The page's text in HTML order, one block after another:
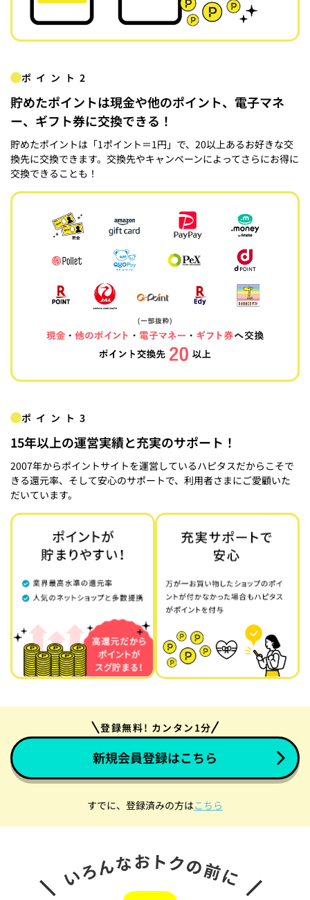
ポイント2
貯めたポイントは現金や他のポイント、電子マネ
ー、ギフト券に交換できる！
貯めたポイントは「1ポイント＝1円」で、20以上あるお好きな交
換先に交換できます。交換先やキャンペーンによってさらにお得に
交換できることも！
ポイント3
15年以上の運営実績と充実のサポート！
2007年からポイントサイトを運営しているハピタスだからこそで
きる還元率、そして安心のサポートで、利用者さまにご愛顧いた
だいています。
登録無料! カンタン1分
新規会員登録はこちら
すでに、登録済みの方はこちら